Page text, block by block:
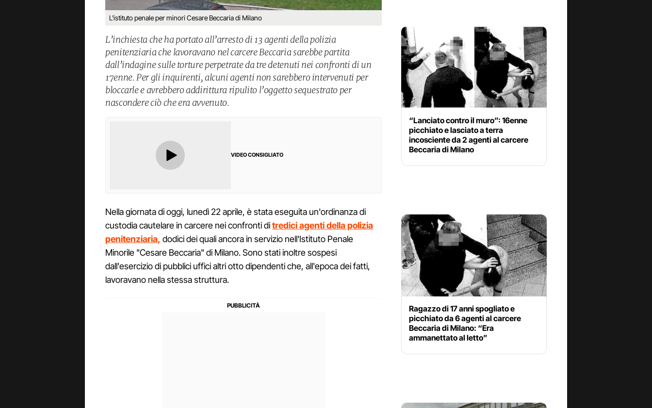
L'istituto penale per minori Cesare Beccaria di Milano
L’inchiesta che ha portato all’arresto di 13 agenti della polizia
penitenziaria che lavoravano nel carcere Beccaria sarebbe partita
dall’indagine sulle torture perpetrate da tre detenuti nei confronti di un
17enne. Per gli inquirenti, alcuni agenti non sarebbero intervenuti per
bloccarle e avrebbero addirittura ripulito l’oggetto sequestrato per
nascondere ciò che era avvenuto.
VIDEO CONSIGLIATO
Nella giornata di oggi, lunedì 22 aprile, è stata eseguita un'ordinanza di
custodia cautelare in carcere nei confronti ditredici agenti della polizia
penitenziaria, dodici dei quali ancora in servizio nell'Istituto Penale
Minorile "Cesare Beccaria" di Milano. Sono stati inoltre sospesi
dall'esercizio di pubblici uffici altri otto dipendenti che, all'epoca dei fatti,
lavoravano nella stessa struttura.
“Lanciato contro il muro”: 16enne
picchiato e lasciato a terra
incosciente da 2 agenti al carcere
Beccaria di Milano
Ragazzo di 17 anni spogliato e
picchiato da 6 agenti al carcere
Beccaria di Milano: “Era
ammanettato al letto”